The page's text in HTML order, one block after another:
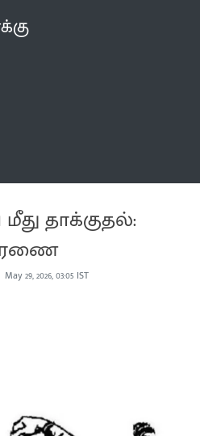
தாக்குதல்:
May 29, 2026, 03:05 IST